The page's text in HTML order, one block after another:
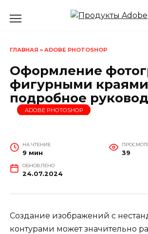
ГЛАВНАЯ » ADOBE PHOTOSHOP
Оформление
фигурными
подробное
ADOBE PHOTOSHOP
НА ЧТЕНИЕ
9 мин 39
ОБНОВЛЕНО
24.07.2024
Создание изображений с
контурами может значительно